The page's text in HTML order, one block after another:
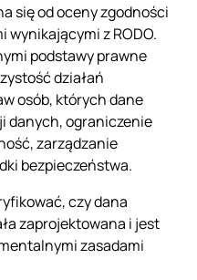
się od oceny zgodności
wynikającymi z RODO.
podstawy prawne
działań
osób, których dane
danych, ograniczenie
zarządzanie
bezpieczeństwa.
czy dana
zaprojektowana i jest
zasadami